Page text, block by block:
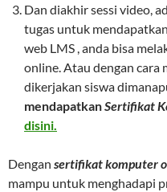
Dan diakhir sessi video,
tugas untuk
web LMS , anda bisa
online. Atau dengan
dikerjakan siswa
mendapatkanSertifikat
disini.
Dengan sertifikat komputer
mampu untuk menghadapi